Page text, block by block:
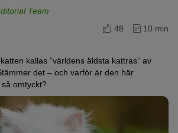
Team
48
10 min
kallas “världens äldsta kattras” av
det – och varför är den här
omtyckt?